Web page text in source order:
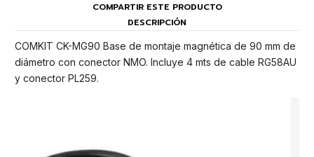
COMPARTIR ESTE PRODUCTO
DESCRIPCIÓN
COMKIT CK-MG90 Base de montaje magnética de 90 mm de
diámetro con conector NMO. Incluye 4 mts de cable RG58AU
y conector PL259.